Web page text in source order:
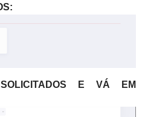
E VÁ EM